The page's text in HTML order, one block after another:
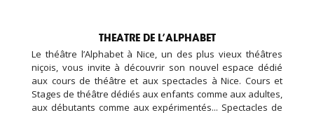
THEATRE DE L’ALPHABET
Le théâtre l’Alphabet à Nice, un des plus vieux théâtres
niçois, vous invite à découvrir son nouvel espace dédié
aux cours de théâtre et aux spectacles à Nice. Cours et
Stages de théâtre dédiés aux enfants comme aux adultes,
aux débutants comme aux expérimentés... Spectacles de